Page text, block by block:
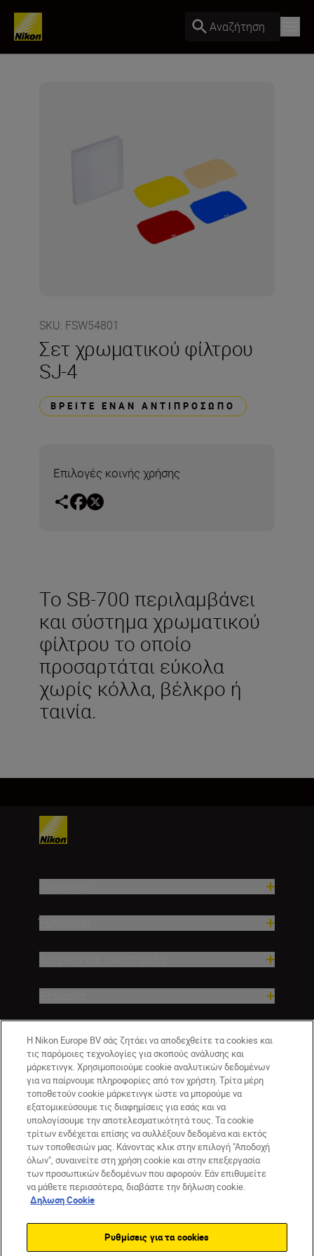
Αναζήτηση
SKU: FSW54801
Σετ χρωματικού φίλτρου
SJ-4
ΒΡΕΊΤΕ ΈΝΑΝ ΑΝΤΙΠΡΌΣΩΠΟ
Επιλογές κοινής χρήσης
Το SB-700 περιλαμβάνει
και σύστημα χρωματικού
φίλτρου το οποίο
προσαρτάται εύκολα
χωρίς κόλλα, βέλκρο ή
ταινία.
GR Nikon Sites
Επικοινωνήστε μαζί μας
Δήλωση περί απορρήτου
Όροι Χρήσης
Δήλωση cookie
Ρυθμίσεις cookie
© 2026 Nikon
Back to top
Η Nikon Europe BV σάς ζητάει να αποδεχθείτε τα cookies και
τις παρόμοιες τεχνολογίες για σκοπούς ανάλυσης και
μάρκετινγκ. Χρησιμοποιούμε cookie αναλυτικών δεδομένων
για να παίρνουμε πληροφορίες από τον χρήστη. Τρίτα μέρη
τοποθετούν cookie μάρκετινγκ ώστε να μπορούμε να
εξατομικεύσουμε τις διαφημίσεις για εσάς και να
υπολογίσουμε την αποτελεσματικότητά τους. Τα cookie
τρίτων ενδέχεται επίσης να συλλέξουν δεδομένα και εκτός
των τοποθεσιών μας. Κάνοντας κλικ στην επιλογή "Αποδοχή
όλων", συναινείτε στη χρήση cookie και στην επεξεργασία
των προσωπικών δεδομένων που αφορούν. Εάν επιθυμείτε
να μάθετε περισσότερα, διαβάστε την δήλωση cookie.
Δηλωση Cookie
Ρυθμίσεις για τα cookies